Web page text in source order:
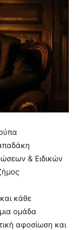
& Ειδικών
κάθε
ομάδα
αφοσίωση και